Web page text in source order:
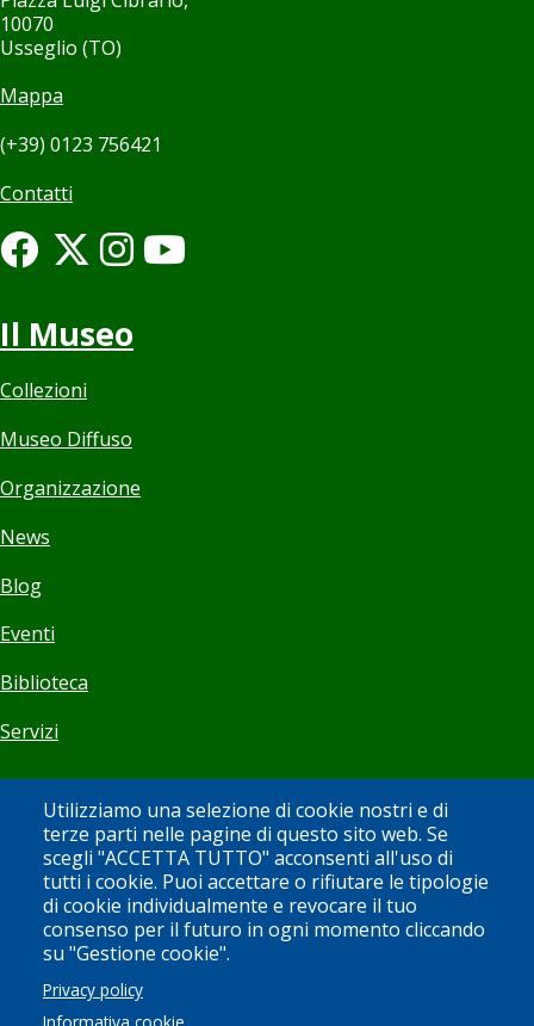
Utilizziamo una selezione di cookie nostri e di
terze parti nelle pagine di questo sito web. Se
scegli "ACCETTA TUTTO" acconsenti all'uso di
tutti i cookie. Puoi accettare o rifiutare le tipologie
di cookie individualmente e revocare il tuo
consenso per il futuro in ogni momento cliccando
su "Gestione cookie".
Privacy policy
10070
Usseglio (TO)
Mappa
(+39) 0123 756421
Contatti
Il Museo
Collezioni
Museo Diffuso
Organizzazione
News
Blog
Eventi
Biblioteca
Servizi
Visita
Orari
Biglietti
Bookshop